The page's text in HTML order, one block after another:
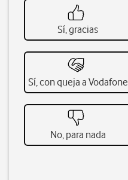
Sí, gracias
Sí, con queja a Vodafone
No, para nada